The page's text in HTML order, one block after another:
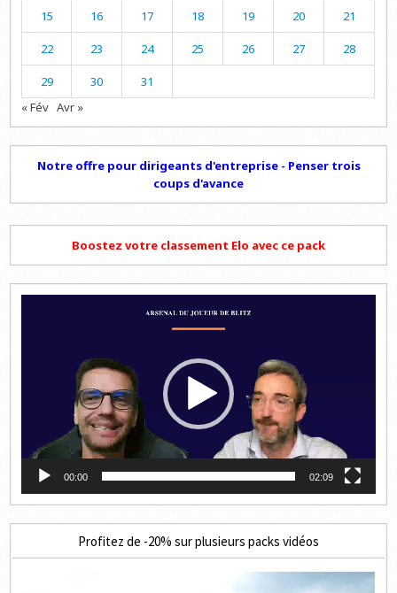
15 16 17 18 19 20 21
22 23 24 25 26 27 28
29 30
31
« Fév Avr »
Notre offre pour dirigeants d'entreprise - Penser trois
coups d'avance
Boostez votre classement Elo avec ce pack
00:00 02:09
Profitez de -20% sur plusieurs packs vidéos